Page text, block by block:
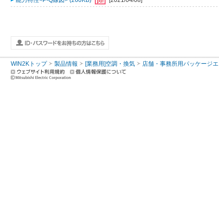
WIN2Kトップ 製品情報 [業務用]空調・換気 店舗・事務所用パッケージ